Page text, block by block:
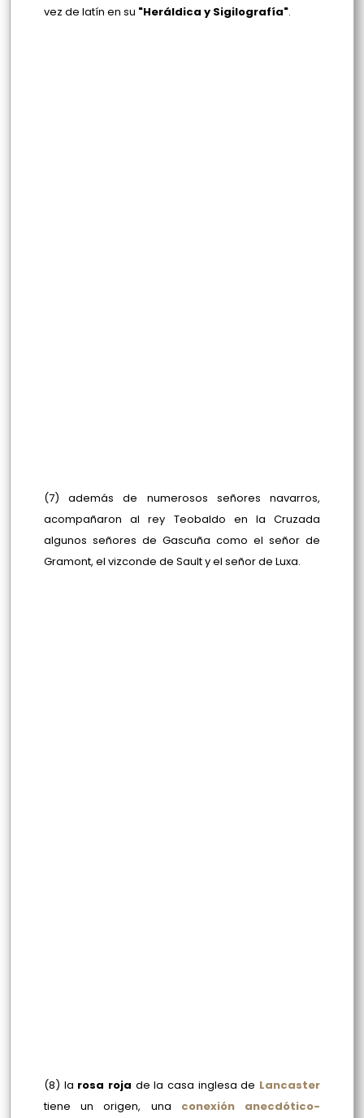
vez de latín en su "Heráldica y Sigilografía".
(7) además de numerosos señores navarros,
acompañaron al rey Teobaldo en la Cruzada
algunos señores de Gascuña como el señor de
Gramont, el vizconde de Sault y el señor de Luxa.
(8) la rosa roja de la casa inglesa de Lancaster
tiene un origen, una conexión anecdótico-